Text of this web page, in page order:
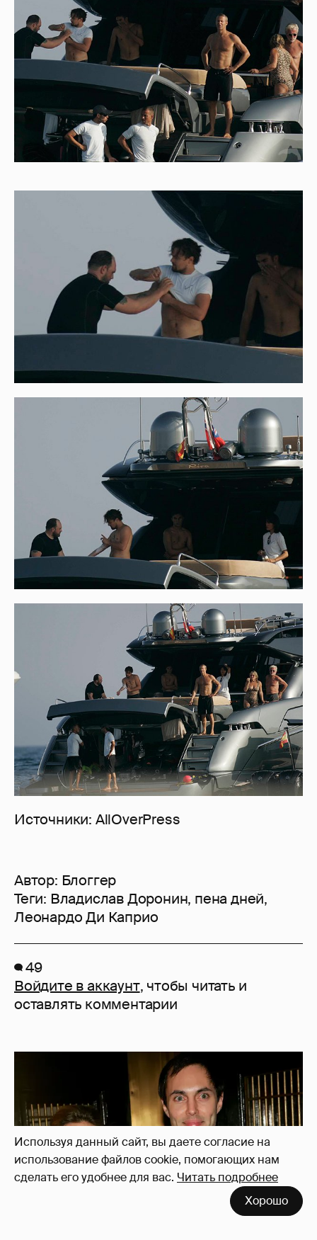
Используя данный сайт, вы даете согласие на
использование файлов cookie, помогающих нам
сделать его удобнее для вас. Читать подробнее
Хорошо
Источники: AllOverPress
Автор: Блоггер
Теги: Владислав Доронин, пена дней,
Леонардо Ди Каприо
49
Войдите в аккаунт, чтобы читать и
оставлять комментарии